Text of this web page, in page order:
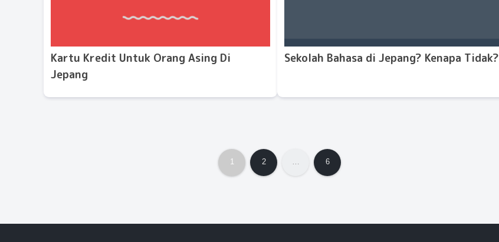
Kartu Kredit Untuk Orang Asing Di
Jepang
Sekolah Bahasa di Jepang? Kenapa Tidak?
1 2 … 6